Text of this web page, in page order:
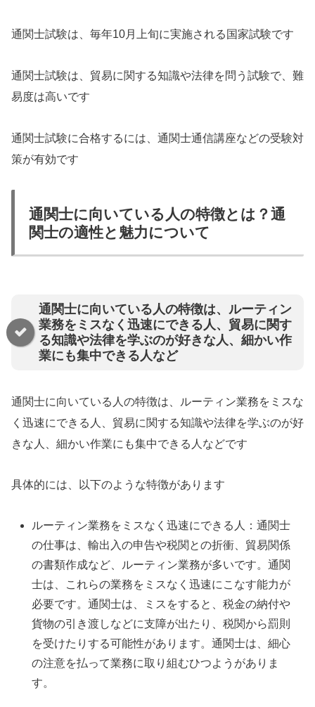
通関士試験は、毎年10月上旬に実施される国家試験です
通関士試験は、貿易に関する知識や法律を問う試験で、難
易度は高いです
通関士試験に合格するには、通関士通信講座などの受験対
策が有効です
通関士に向いている人の特徴とは？通
関士の適性と魅力について
通関士に向いている人の特徴は、ルーティン
業務をミスなく迅速にできる人、貿易に関す
る知識や法律を学ぶのが好きな人、細かい作
業にも集中できる人など
通関士に向いている人の特徴は、ルーティン業務をミスな
く迅速にできる人、貿易に関する知識や法律を学ぶのが好
きな人、細かい作業にも集中できる人などです
具体的には、以下のような特徴があります
ルーティン業務をミスなく迅速にできる人：通関士
の仕事は、輸出入の申告や税関との折衝、貿易関係
の書類作成など、ルーティン業務が多いです。通関
士は、これらの業務をミスなく迅速にこなす能力が
必要です。通関士は、ミスをすると、税金の納付や
貨物の引き渡しなどに支障が出たり、税関から罰則
を受けたりする可能性があります。通関士は、細心
の注意を払って業務に取り組むひつようがありま
す。